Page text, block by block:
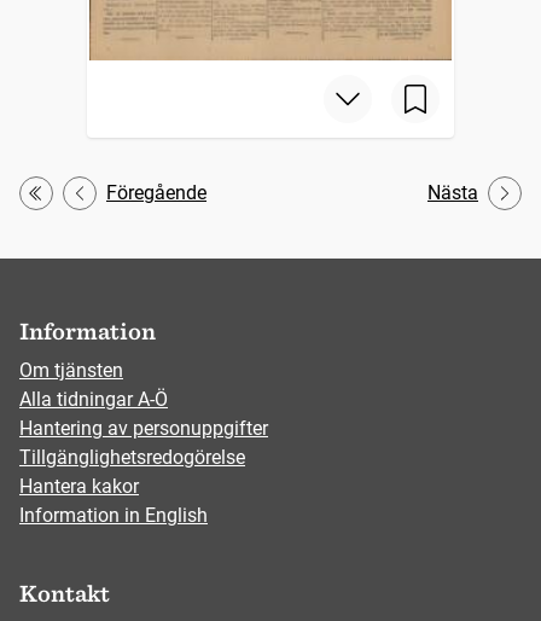
Första
Föregående Nästa
Information
Om tjänsten
Alla tidningar A-Ö
Hantering av personuppgifter
Tillgänglighetsredogörelse
Hantera kakor
Information in English
Kontakt